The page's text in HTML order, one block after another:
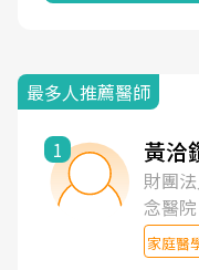
最多人推薦醫師
1 黃洽
財團
念醫院
家庭醫